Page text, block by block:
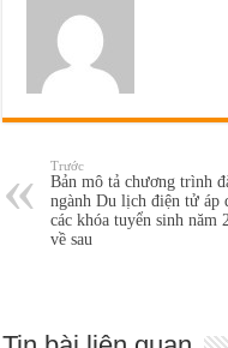
Trước
Bản mô tả chương trình
ngành Du lịch điện tử áp
các khóa tuyển sinh năm
về sau